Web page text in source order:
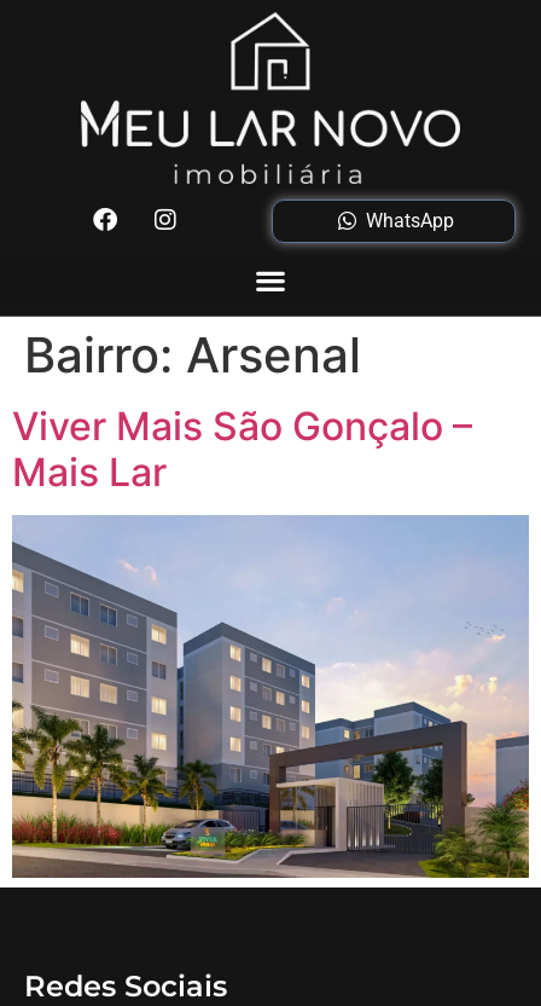
WhatsApp
Bairro: Arsenal
Viver Mais São Gonçalo –
Mais Lar
Redes Sociais